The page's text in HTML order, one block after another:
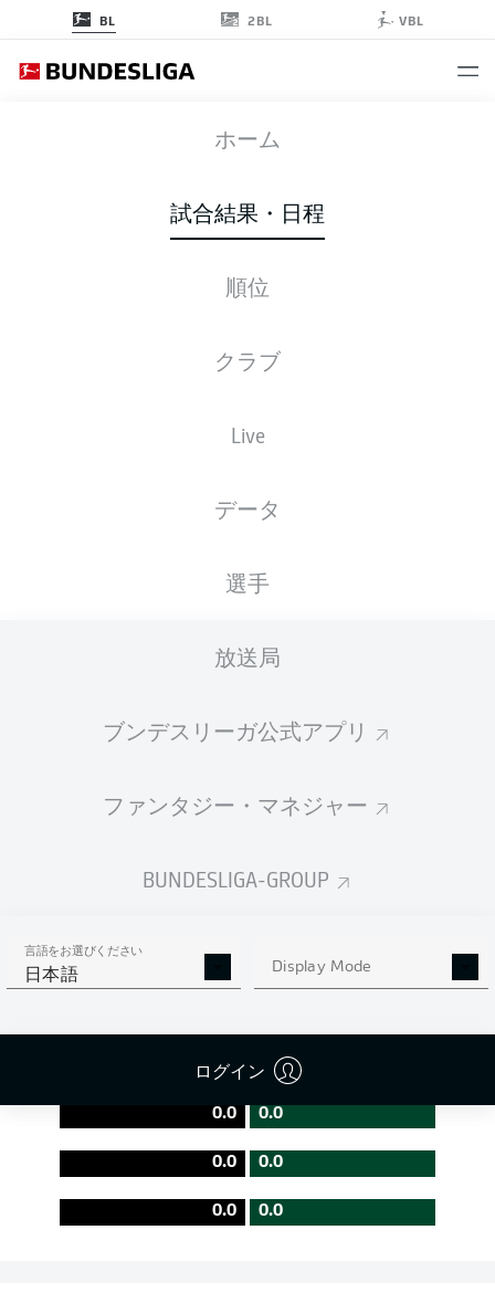
BL 2BL VBL
ホーム
試合結果・日程
順位
クラブ
Live
データ
選手
放送局
ブンデスリーガ公式アプリ
ファンタジー・マネジャー
BUNDESLIGA-GROUP
言語をお選びください
日本語 Display Mode
ログイン
BMG FCA
スターティングメンバー
0
0 % 成功率 0 %
PASS EFFICIENCY
0.0 0.0
0.0 0.0
0.0 0.0